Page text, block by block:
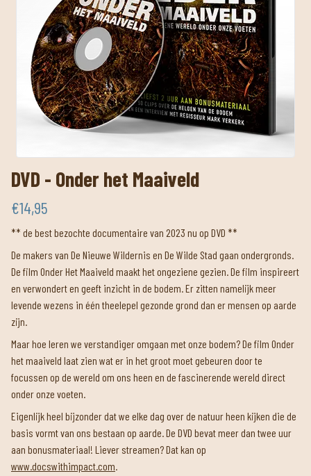
DVD - Onder het Maaiveld
€14,95
** de best bezochte documentaire van 2023 nu op DVD **
De makers van De Nieuwe Wildernis en De Wilde Stad gaan ondergronds.
De film Onder Het Maaiveld maakt het ongeziene gezien. De film inspireert
en verwondert en geeft inzicht in de bodem. Er zitten namelijk meer
levende wezens in één theelepel gezonde grond dan er mensen op aarde
zijn.
Maar hoe leren we verstandiger omgaan met onze bodem? De film Onder
het maaiveld laat zien wat er in het groot moet gebeuren door te
focussen op de wereld om ons heen en de fascinerende wereld direct
onder onze voeten.
Eigenlijk heel bijzonder dat we elke dag over de natuur heen kijken die de
basis vormt van ons bestaan op aarde. De DVD bevat meer dan twee uur
aan bonusmateriaal! Liever streamen? Dat kan op
www.docswithimpact.com.